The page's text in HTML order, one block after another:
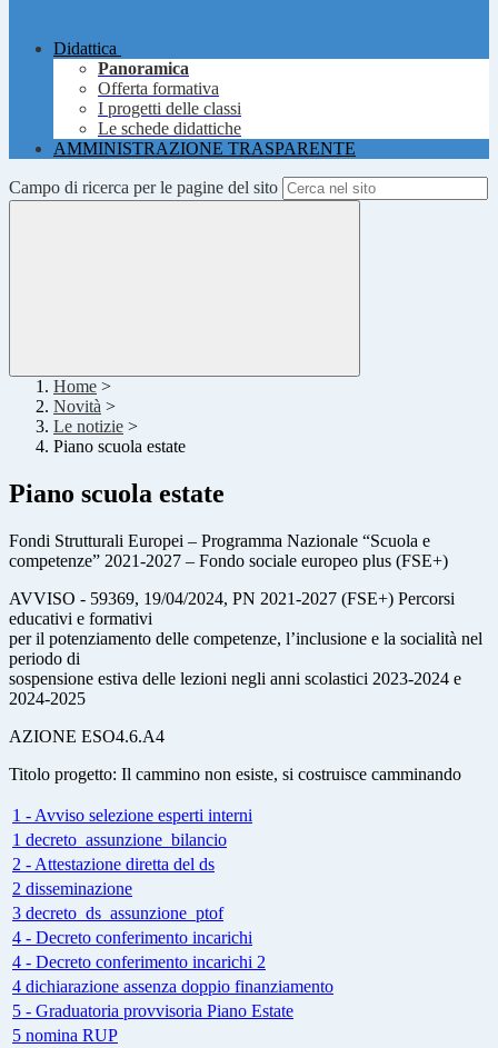
Didattica
Panoramica
Offerta formativa
I progetti delle classi
Le schede didattiche
AMMINISTRAZIONE TRASPARENTE
Campo di ricerca per le pagine del sito
Home >
Novità >
Le notizie >
Piano scuola estate
Piano scuola estate
Fondi Strutturali Europei – Programma Nazionale “Scuola e
competenze” 2021-2027 – Fondo sociale europeo plus (FSE+)
AVVISO - 59369, 19/04/2024, PN 2021-2027 (FSE+) Percorsi
educativi e formativi
per il potenziamento delle competenze, l’inclusione e la socialità nel
periodo di
sospensione estiva delle lezioni negli anni scolastici 2023-2024 e
2024-2025
AZIONE ESO4.6.A4
Titolo progetto: Il cammino non esiste, si costruisce camminando
1 - Avviso selezione esperti interni
1 decreto_assunzione_bilancio
2 - Attestazione diretta del ds
2 disseminazione
3 decreto_ds_assunzione_ptof
4 - Decreto conferimento incarichi
4 - Decreto conferimento incarichi 2
4 dichiarazione assenza doppio finanziamento
5 - Graduatoria provvisoria Piano Estate
5 nomina RUP